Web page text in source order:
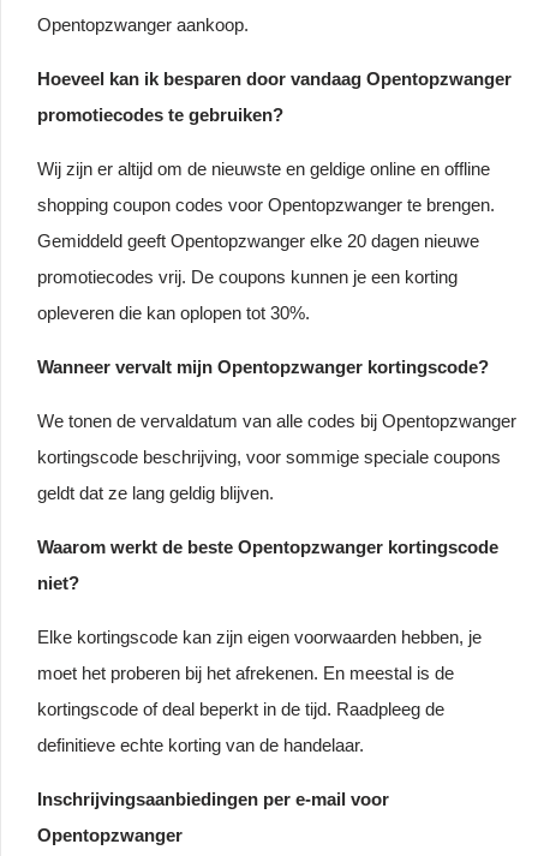
Opentopzwanger aankoop.
Hoeveel kan ik besparen door vandaag Opentopzwanger
promotiecodes te gebruiken?
Wij zijn er altijd om de nieuwste en geldige online en offline
shopping coupon codes voor Opentopzwanger te brengen.
Gemiddeld geeft Opentopzwanger elke 20 dagen nieuwe
promotiecodes vrij. De coupons kunnen je een korting
opleveren die kan oplopen tot 30%.
Wanneer vervalt mijn Opentopzwanger kortingscode?
We tonen de vervaldatum van alle codes bij Opentopzwanger
kortingscode beschrijving, voor sommige speciale coupons
geldt dat ze lang geldig blijven.
Waarom werkt de beste Opentopzwanger kortingscode
niet?
Elke kortingscode kan zijn eigen voorwaarden hebben, je
moet het proberen bij het afrekenen. En meestal is de
kortingscode of deal beperkt in de tijd. Raadpleeg de
definitieve echte korting van de handelaar.
Inschrijvingsaanbiedingen per e-mail voor
Opentopzwanger